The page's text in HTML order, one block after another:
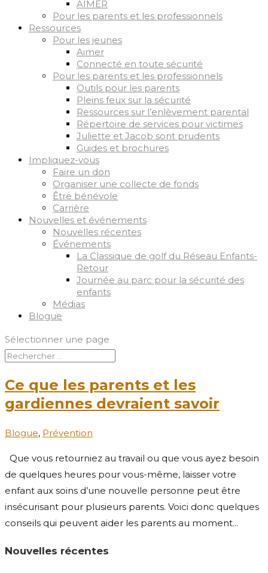
AIMER
Pour les parents et les professionnels
Ressources
Pour les jeunes
Aimer
Connecté en toute sécurité
Pour les parents et les professionnels
Outils pour les parents
Pleins feux sur la sécurité
Ressources sur l’enlèvement parental
Répertoire de services pour victimes
Juliette et Jacob sont prudents
Guides et brochures
Impliquez-vous
Faire un don
Organiser une collecte de fonds
Être bénévole
Carrière
Nouvelles et événements
Nouvelles récentes
Événements
La Classique de golf du Réseau Enfants-
Retour
Journée au parc pour la sécurité des
enfants
Médias
Blogue
Sélectionner une page
Ce que les parents et les
gardiennes devraient savoir
Blogue, Prévention
Que vous retourniez au travail ou que vous ayez besoin
de quelques heures pour vous-même, laisser votre
enfant aux soins d’une nouvelle personne peut être
insécurisant pour plusieurs parents. Voici donc quelques
conseils qui peuvent aider les parents au moment...
Nouvelles récentes